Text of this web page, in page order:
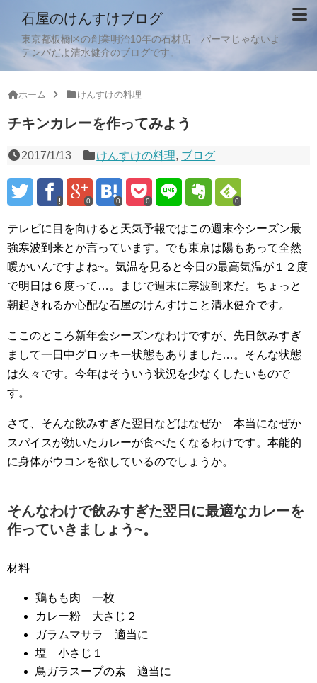
石屋のけんすけブログ
東京都板橋区の創業明治10年の石材店 パーマじゃないよ
テンパだよ清水健介のブログです。
ホーム けんすけの料理
チキンカレーを作ってみよう
2017/1/13 けんすけの料理, ブログ
0 0 0 0
テレビに目を向けると天気予報ではこの週末今シーズン最
強寒波到来とか言っています。でも東京は陽もあって全然
暖かいんですよね~。気温を見ると今日の最高気温が１２度
で明日は６度って…。まじで週末に寒波到来だ。ちょっと
朝起きれるか心配な石屋のけんすけこと清水健介です。
ここのところ新年会シーズンなわけですが、先日飲みすぎ
まして一日中グロッキー状態もありました…。そんな状態
は久々です。今年はそういう状況を少なくしたいもので
す。
さて、そんな飲みすぎた翌日などはなぜか 本当になぜか
スパイスが効いたカレーが食べたくなるわけです。本能的
に身体がウコンを欲しているのでしょうか。
そんなわけで飲みすぎた翌日に最適なカレーを
作っていきましょう~。
材料
鶏もも肉 一枚
カレー粉 大さじ２
ガラムマサラ 適当に
塩 小さじ１
鳥ガラスープの素 適当に